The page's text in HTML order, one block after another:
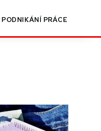
PODNIKÁNÍ PRÁCE